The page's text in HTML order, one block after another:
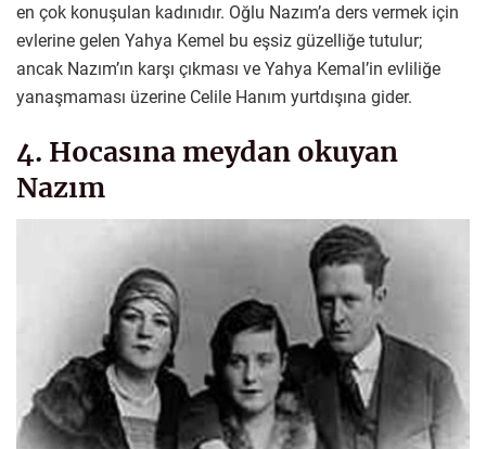
en çok konuşulan kadınıdır. Oğlu Nazım’a ders vermek için
evlerine gelen Yahya Kemel bu eşsiz güzelliğe tutulur;
ancak Nazım’ın karşı çıkması ve Yahya Kemal’in evliliğe
yanaşmaması üzerine Celile Hanım yurtdışına gider.
4. Hocasına meydan okuyan
Nazım